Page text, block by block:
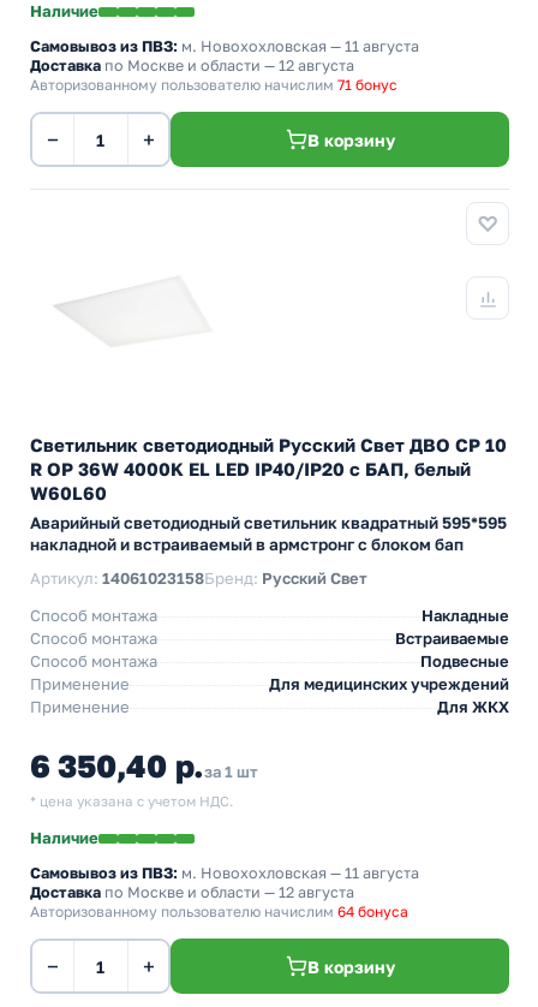
Наличие
Самовывоз из ПВЗ: м. Новохохловская — 11 августа
Доставка по Москве и области — 12 августа
Авторизованному пользователю начислим 71 бонус
− + В корзину
Светильник светодиодный Русский Свет ДВО CP 10
R OP 36W 4000K EL LED IP40/IP20 с БАП, белый
W60L60
Аварийный светодиодный светильник квадратный 595*595
накладной и встраиваемый в армстронг с блоком бап
Артикул: 14061023158Бренд: Русский Свет
Способ монтажа
Накладные
Способ монтажа
Встраиваемые
Способ монтажа
Подвесные
Применение
Для медицинских учреждений
Применение
Для ЖКХ
6 350,40 р.за 1 шт
* цена указана с учетом НДС.
Наличие
Самовывоз из ПВЗ: м. Новохохловская — 11 августа
Доставка по Москве и области — 12 августа
Авторизованному пользователю начислим 64 бонуса
− + В корзину